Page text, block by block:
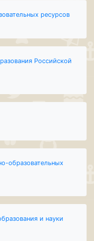
ресурсов
Российской
образовательных
и науки